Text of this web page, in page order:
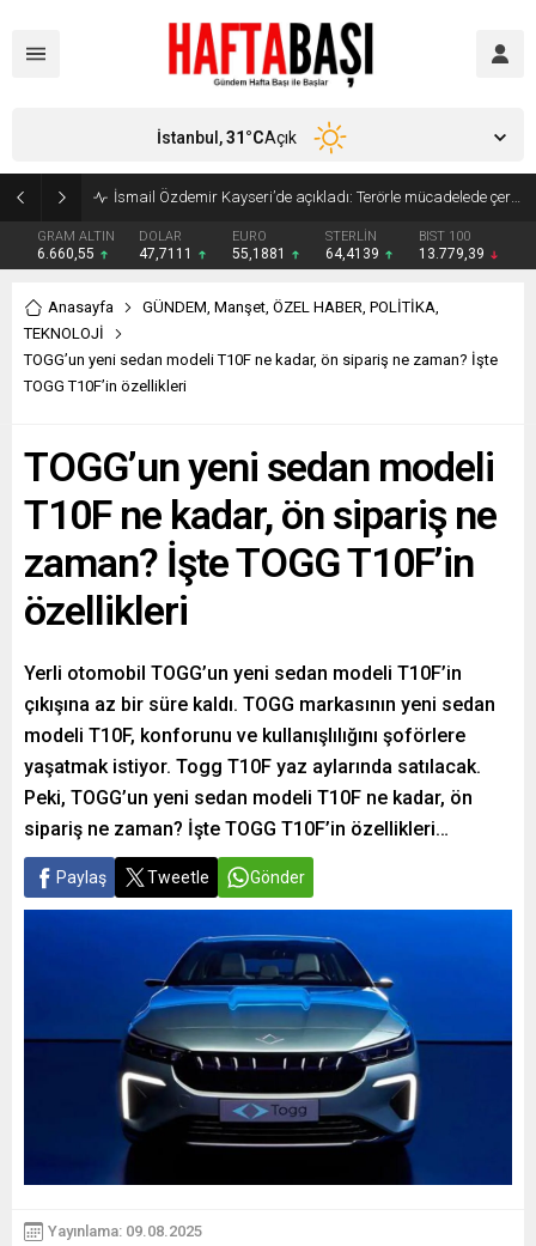
Süleyman Soylu ‘çok korktum’ deyip ilk kez açıkladı: En büyük tehdit dışarısıdır!
GRAM ALTIN
6.660,55
DOLAR
47,7111
EURO
55,1881
STERLİN
64,4139
BIST 100
13.779,39
İstanbul,31°CAçık
Anasayfa GÜNDEM, Manşet, ÖZEL HABER, POLİTİKA,
TEKNOLOJİ
TOGG’un yeni sedan modeli T10F ne kadar, ön sipariş ne zaman? İşte
TOGG T10F’in özellikleri
TOGG’un yeni sedan modeli
T10F ne kadar, ön sipariş ne
zaman? İşte TOGG T10F’in
özellikleri
Yerli otomobil TOGG’un yeni sedan modeli T10F’in
çıkışına az bir süre kaldı. TOGG markasının yeni sedan
modeli T10F, konforunu ve kullanışlılığını şoförlere
yaşatmak istiyor. Togg T10F yaz aylarında satılacak.
Peki, TOGG’un yeni sedan modeli T10F ne kadar, ön
sipariş ne zaman? İşte TOGG T10F’in özellikleri…
Paylaş Tweetle Gönder
Yayınlama: 09.08.2025